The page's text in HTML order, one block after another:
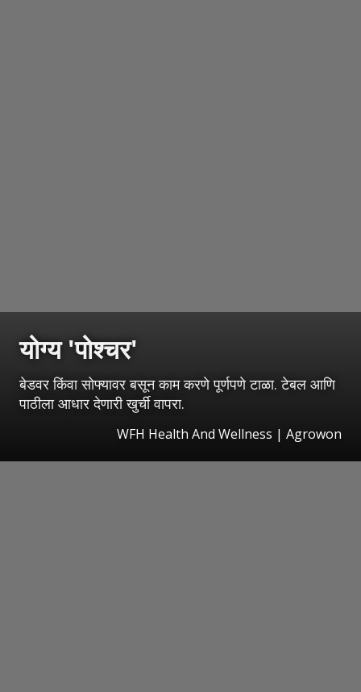
योग्य 'पोश्चर'
बेडवर किंवा सोफ्यावर बसून काम करणे पूर्णपणे टाळा. टेबल आणि
पाठीला आधार देणारी खुर्ची वापरा.
WFH Health And Wellness | Agrowon